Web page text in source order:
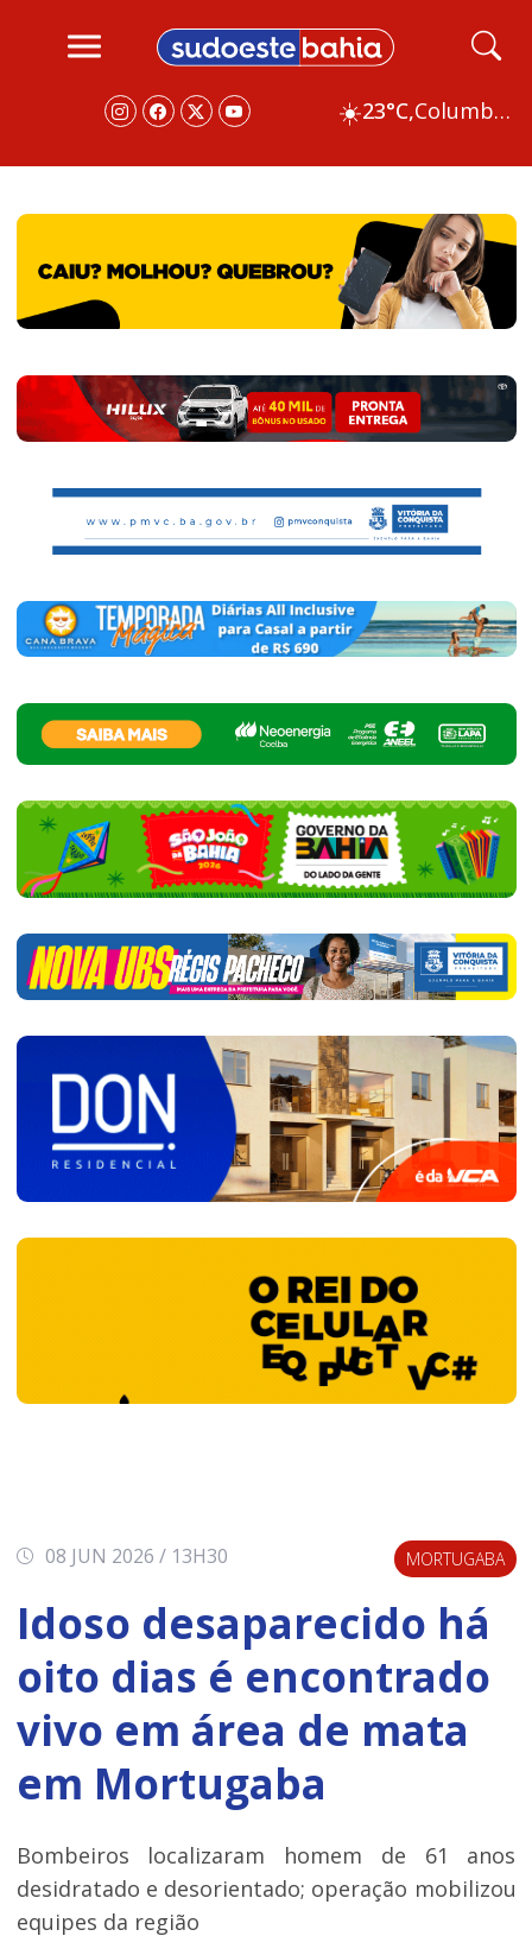
☀️23°C, Columbus
08 JUN 2026 / 13H30 MORTUGABA
Idoso desaparecido há
oito dias é encontrado
vivo em área de mata
em Mortugaba
Bombeiros localizaram homem de 61 anos
desidratado e desorientado; operação mobilizou
equipes da região